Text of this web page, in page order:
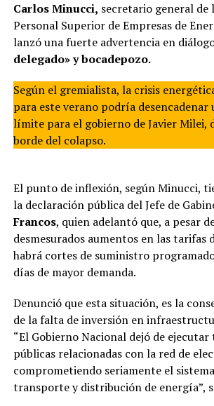
Carlos Minucci, secretario general de
Personal Superior de Empresas de
lanzó una fuerte advertencia en
delegado» y bocadepozo.
Según el gremialista, la crisis
para este verano podría desencadenar
límite para el gobierno de Javier Milei,
borde del colapso.
El punto de inflexión, según Minucci,
la declaración pública del Jefe de
Francos, quien adelantó que, a pesar
desmesurados aumentos en las tarifas
habrá cortes de suministro
días de mayor demanda.
Denunció que esta situación, es la
de la falta de inversión en
“El Gobierno Nacional dejó de ejecutar
públicas relacionadas con la red de
comprometiendo seriamente el
transporte y distribución de energía”,